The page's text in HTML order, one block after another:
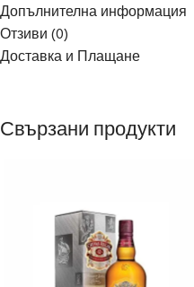
Допълнителна информация
Отзиви (0)
Доставка и Плащане
Свързани продукти